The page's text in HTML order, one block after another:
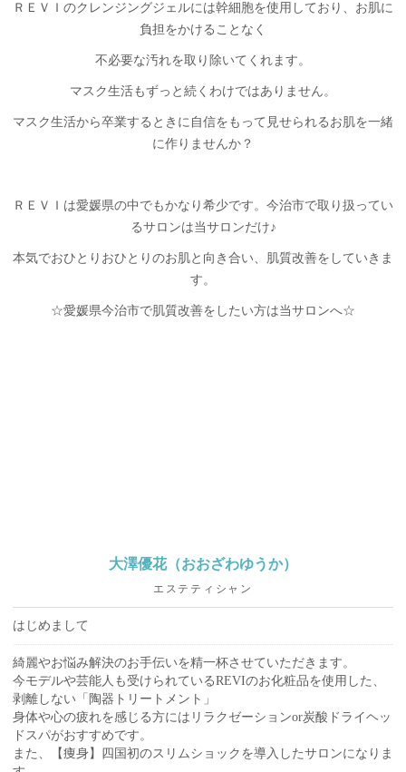
ＲＥＶＩのクレンジングジェルには幹細胞を使用しており、お肌に
負担をかけることなく
不必要な汚れを取り除いてくれます。
マスク生活もずっと続くわけではありません。
マスク生活から卒業するときに自信をもって見せられるお肌を一緒
に作りませんか？
ＲＥＶＩは愛媛県の中でもかなり希少です。今治市で取り扱ってい
るサロンは当サロンだけ♪
本気でおひとりおひとりのお肌と向き合い、肌質改善をしていきま
す。
☆愛媛県今治市で肌質改善をしたい方は当サロンへ☆
大澤優花（おおざわゆうか）
エステティシャン
はじめまして
綺麗やお悩み解決のお手伝いを精一杯させていただきます。
今モデルや芸能人も受けられているREVIのお化粧品を使用した、
剥離しない「陶器トリートメント」
身体や心の疲れを感じる方にはリラクゼーションor炭酸ドライヘッ
ドスパがおすすめです。
また、【痩身】四国初のスリムショックを導入したサロンになりま